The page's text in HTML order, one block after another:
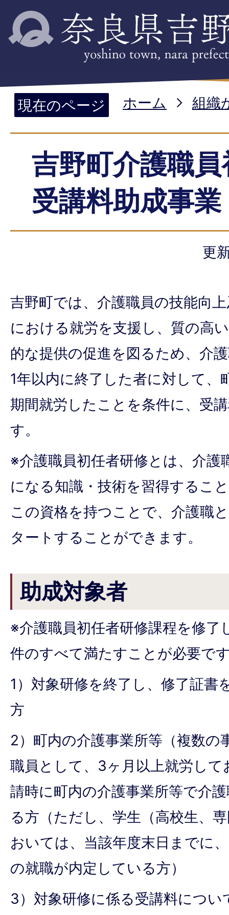
現在のページ ホーム 組織
吉野町介護職
受講料助成事業
更
吉野町では、介護職員の技能向
における就労を支援し、質の高
的な提供の促進を図るため、介
1年以内に終了した者に対して、
期間就労したことを条件に、受
す。
※介護職員初任者研修とは、介護
になる知識・技術を習得するこ
この資格を持つことで、介護職
タートすることができます。
助成対象者
※介護職員初任者研修課程を修了
件のすべて満たすことが必要で
1）対象研修を終了し、修了証書
方
2）町内の介護事業所等（複数の
職員として、3ヶ月以上就労して
請時に町内の介護事業所等で介
る方（ただし、学生（高校生、
おいては、当該年度末日までに
の就職が内定している方）
3）対象研修に係る受講料につい